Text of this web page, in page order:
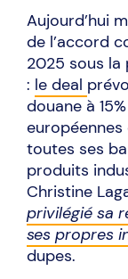
Aujourd’hui
de l’accord
2025 sous la
: le deal
douane à
européennes
toutes ses
produits
Christine
privilégié sa
ses propres
dupes.